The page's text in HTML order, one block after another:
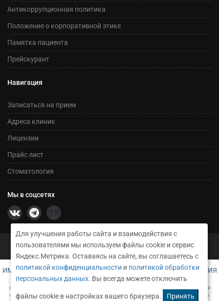
Для улучшения работы сайта и взаимодействия с
пользователями мы используем файлы cookie и сервис
Яндекс.Метрика. Оставаясь на сайте, вы соглашаетесьс
политикой конфиденциальности и политикой обработки
персональных данных. Вы всегда можете отключить
файлы cookie в настройках вашего браузера. Принять
Антикоррупционная политика
Положение о корпоративной этике
Памятка пациента
Прейскурант
Навигация
Записаться на прием
Адреса клиник
Лицензии
Прайс лист
Стоматология
Мы в соцсетях
©2026 Сеть медицинских центров Никсор
Техническое сопровождение и создание сайта RusGrup
ИМЕЮТСЯ ПРОТИВОПОКАЗАНИЯ. НЕОБХОДИМА КОНСУЛЬТАЦИЯ
СПЕЦИАЛИСТА
САЙТ НОСИТ ИСКЛЮЧИТЕЛЬНО ИНФОРМАЦИОННЫЙ ХАРАКТЕР И НИ ПРИ КАКИХ УСЛОВИЯХ НЕ ЯВЛЯЕТСЯ ПУБЛИЧНОЙ
ОФЕРТОЙ, ОПРЕДЕЛЯЕМОЙ ПОЛОЖЕНИЯМИ Ч. 2 СТ. 437 ГРАЖДАНСКОГО КОДЕКСА РФ. ЧТОБЫ ПОЛУЧИТЬ ПОДРОБНУЮ